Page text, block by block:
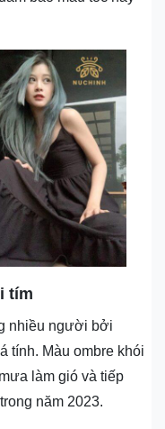
tím
nhiều người bởi
tính. Màu ombre khói
làm gió và tiếp
năm 2023.